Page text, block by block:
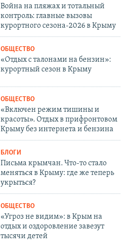
Война на пляжах и тотальный
контроль: главные вызовы
курортного сезона-2026 в Крыму
ОБЩЕСТВО
«Отдых с талонами на бензин»:
курортный сезон в Крыму
ОБЩЕСТВО
«Включен режим тишины и
красоты». Отдых в прифронтовом
Крыму без интернета и бензина
БЛОГИ
Письма крымчан. Что-то стало
меняться в Крыму: где же теперь
укрыться?
ОБЩЕСТВО
«Угроз не видим»: в Крым на
отдых и оздоровление завезут
тысячи детей